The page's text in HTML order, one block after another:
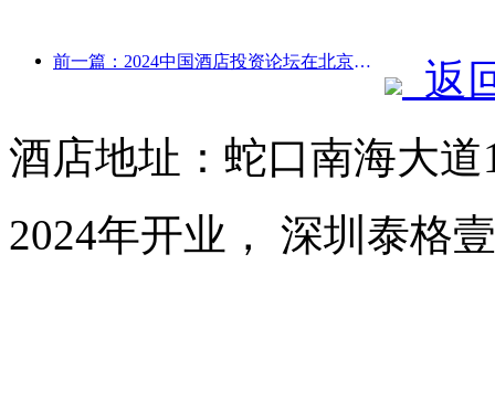
前一篇：2024中国酒店投资论坛在北京成功举办
返
酒店地址：蛇口南海大
2024年开业， 深圳泰